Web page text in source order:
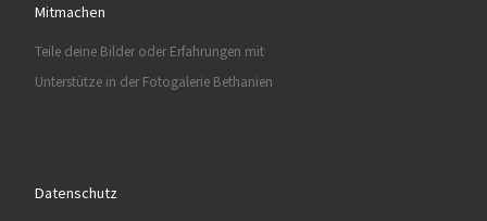
Mitmachen
Teile deine Bilder oder Erfahrungen mit
Unterstütze in der Fotogalerie Bethanien
Datenschutz